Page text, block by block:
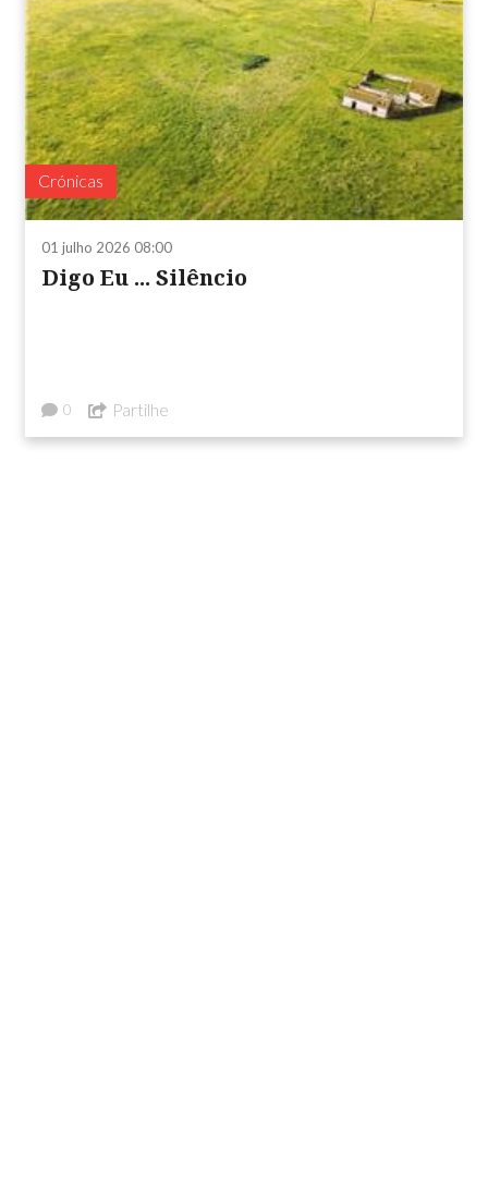
Crónicas
01 julho 2026 08:00
Digo Eu ... Silêncio
0 Partilhe